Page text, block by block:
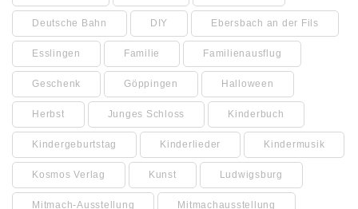
Deutsche Bahn DIY Ebersbach an der Fils
Esslingen Familie Familienausflug
Geschenk Göppingen Halloween
Herbst Junges Schloss Kinderbuch
Kindergeburtstag Kinderlieder Kindermusik
Kosmos Verlag Kunst Ludwigsburg
Mitmach-Ausstellung Mitmachausstellung